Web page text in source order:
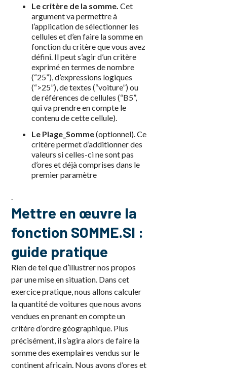
Le critère de la somme. Cet
argument va permettre à
l’application de sélectionner les
cellules et d’en faire la somme en
fonction du critère que vous avez
défini. Il peut s’agir d’un critère
exprimé en termes de nombre
(“25”), d’expressions logiques
(“>25”), de textes (“voiture”) ou
de références de cellules (“B5”,
qui va prendre en compte le
contenu de cette cellule).
Le Plage_Somme(optionnel). Ce
critère permet d’additionner des
valeurs si celles-ci ne sont pas
d’ores et déjà comprises dans le
premier paramètre
.
Mettre en œuvre la
fonction SOMME.SI :
guide pratique
Rien de tel que d’illustrer nos propos
par une mise en situation. Dans cet
exercice pratique, nous allons calculer
la quantité de voitures que nous avons
vendues en prenant en compte un
critère d’ordre géographique. Plus
précisément, il s’agira alors de faire la
somme des exemplaires vendus sur le
continent africain. Nous avons d’ores et